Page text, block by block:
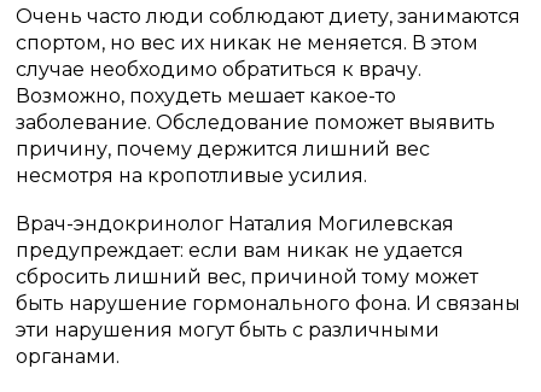
Очень часто люди соблюдают диету, занимаются
спортом, но вес их никак не меняется. В этом
случае необходимо обратиться к врачу.
Возможно, похудеть мешает какое-то
заболевание. Обследование поможет выявить
причину, почему держится лишний вес
несмотря на кропотливые усилия.
Врач-эндокринолог Наталия Могилевская
предупреждает: если вам никак не удается
сбросить лишний вес, причиной тому может
быть нарушение гормонального фона. И связаны
эти нарушения могут быть с различными
органами.